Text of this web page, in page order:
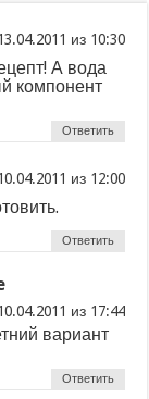
из
А вода
компонент
Ответить
из
Ответить
из
вариант
Ответить